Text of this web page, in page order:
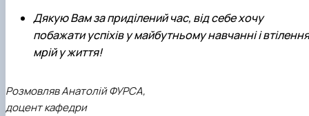
Дякую Вам за приділений час, від себе хочу
побажати успіхів у майбутньому навчанні і втілення
мрій у життя!
Розмовляв Анатолій ФУРСА,
доцент кафедри